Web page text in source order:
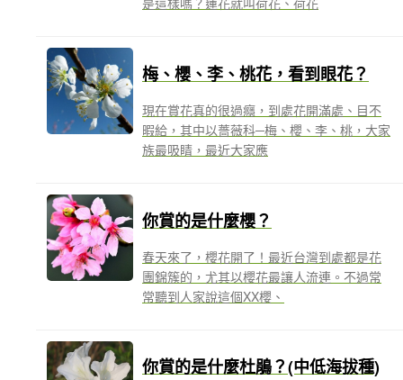
梅、櫻、李、桃花，看到眼花？
現在賞花真的很過癮，到處花開滿處、目不
暇給，其中以薔薇科─梅、櫻、李、桃，大家
族最吸睛，最近大家應
你賞的是什麼櫻？
春天來了，櫻花開了！最近台灣到處都是花
團錦簇的，尤其以櫻花最讓人流連。不過常
常聽到人家說這個XX櫻、
你賞的是什麼杜鵑？(中低海拔種)